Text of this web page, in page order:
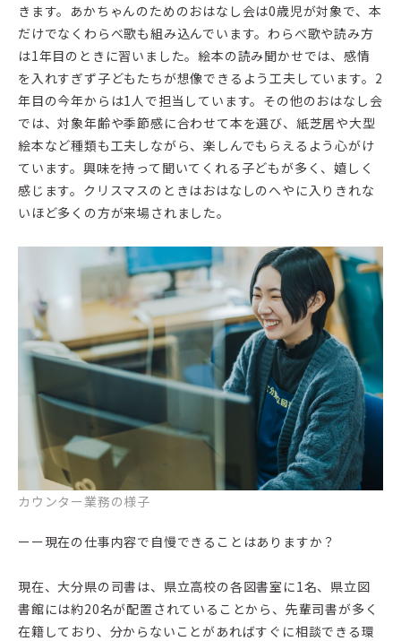
きます。あかちゃんのためのおはなし会は0歳児が対象で、本
だけでなくわらべ歌も組み込んでいます。わらべ歌や読み方
は1年目のときに習いました。絵本の読み聞かせでは、感情
を入れすぎず子どもたちが想像できるよう工夫しています。2
年目の今年からは1人で担当しています。その他のおはなし会
では、対象年齢や季節感に合わせて本を選び、紙芝居や大型
絵本など種類も工夫しながら、楽しんでもらえるよう心がけ
ています。興味を持って聞いてくれる子どもが多く、嬉しく
感じます。クリスマスのときはおはなしのへやに入りきれな
いほど多くの方が来場されました。
カウンター業務の様子
ーー現在の仕事内容で自慢できることはありますか？
現在、大分県の司書は、県立高校の各図書室に1名、県立図
書館には約20名が配置されていることから、先輩司書が多く
在籍しており、分からないことがあればすぐに相談できる環